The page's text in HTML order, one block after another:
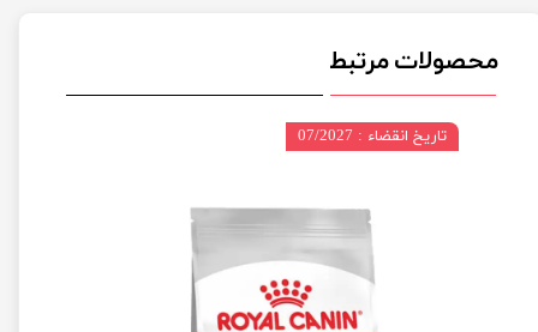
محصولات مرتبط
تاریخ انقضاء : 07/2027